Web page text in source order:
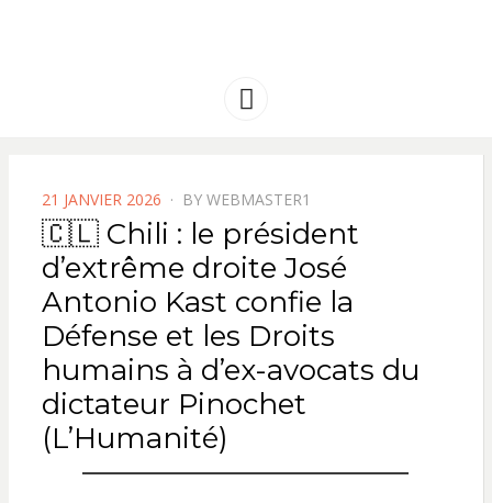
AMERIQUE
Menu
POSTED
ON
21 JANVIER 2026 BY WEBMASTER1
🇨🇱 Chili : le président
d’extrême droite José
Antonio Kast confie la
Défense et les Droits
humains à d’ex-avocats du
dictateur Pinochet
(L’Humanité)